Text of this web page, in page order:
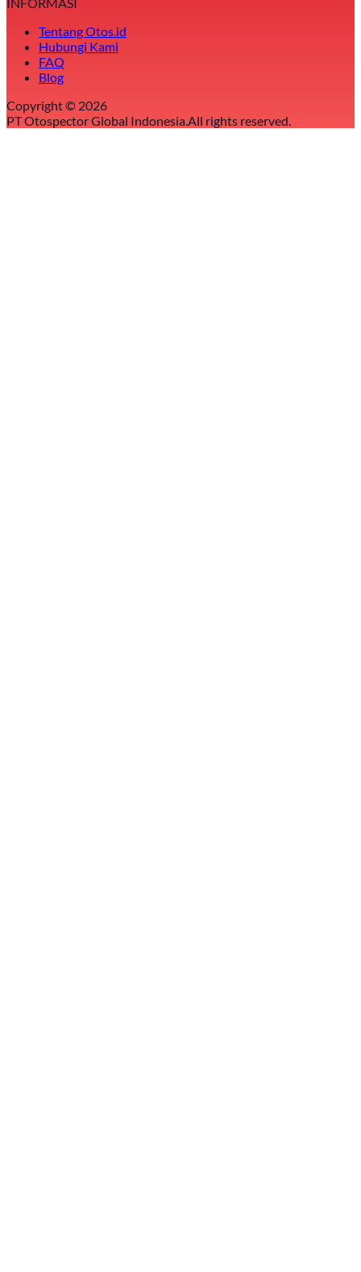
INFORMASI
Tentang Otos.id
Hubungi Kami
FAQ
Blog
Copyright © 2026
PT Otospector Global Indonesia.All rights reserved.